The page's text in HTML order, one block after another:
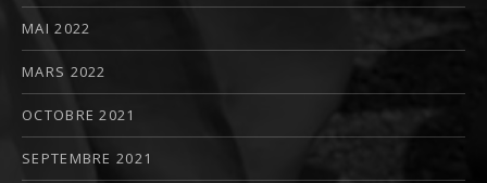
MAI 2022
MARS 2022
OCTOBRE 2021
SEPTEMBRE 2021